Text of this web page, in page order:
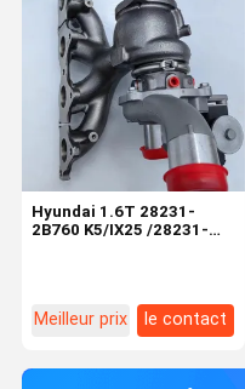
Hyundai 1.6T 28231-
2B760 K5/IX25 /28231-
Meilleur prix le contact